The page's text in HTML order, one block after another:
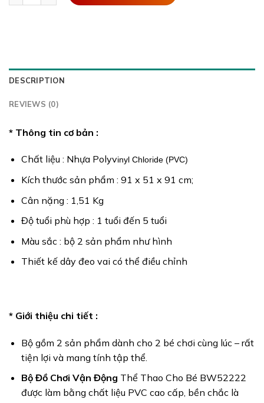
DESCRIPTION
REVIEWS (0)
* Thông tin cơ bản :
Chất liệu : Nhựa Polyvinyl Chloride (PVC)
Kích thước sản phẩm : 91 x 51 x 91 cm;
Cân nặng : 1,51 Kg
Độ tuổi phù hợp : 1 tuổi đến 5 tuổi
Màu sắc : bộ 2 sản phẩm như hình
Thiết kế dây đeo vai có thể điều chỉnh
* Giới thiệu chi tiết :
Bộ gồm 2 sản phẩm dành cho 2 bé chơi cùng lúc – rất
tiện lợi và mang tính tập thể.
Bộ Đồ Chơi Vận Động Thể Thao Cho Bé BW52222
được làm bằng chất liệu PVC cao cấp, bền chắc là